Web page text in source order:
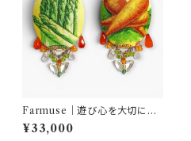
Farmuse｜遊び心を大切に｜
天然石ベジピアス アスパラガ
ス＆キャロット｜一点物ピアス｜
¥33,000